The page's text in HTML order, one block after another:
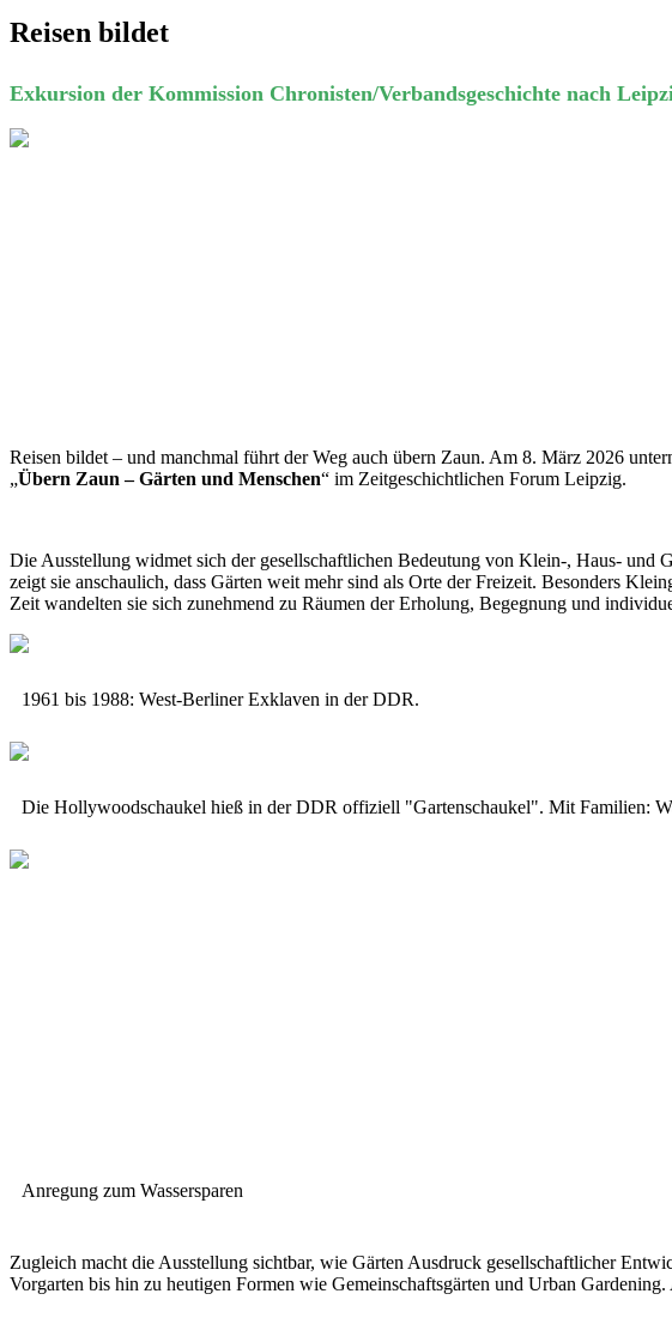
Reisen bildet
Exkursion der Kommission Chronisten/Verbandsgeschichte nach
Reisen bildet – und manchmal führt der Weg auch übern Zaun. Am 8. März 2026
„Übern Zaun – Gärten und Menschen“ im Zeitgeschichtlichen Forum Leipzig.
Die Ausstellung widmet sich der gesellschaftlichen Bedeutung von Klein-, Haus- und
zeigt sie anschaulich, dass Gärten weit mehr sind als Orte der Freizeit. Besonders
Zeit wandelten sie sich zunehmend zu Räumen der Erholung, Begegnung und
1961 bis 1988: West-Berliner Exklaven in der DDR.
Die Hollywoodschaukel hieß in der DDR offiziell "Gartenschaukel". Mit Familien:
Anregung zum Wassersparen
Zugleich macht die Ausstellung sichtbar, wie Gärten Ausdruck gesellschaftlicher
Vorgarten bis hin zu heutigen Formen wie Gemeinschaftsgärten und Urban